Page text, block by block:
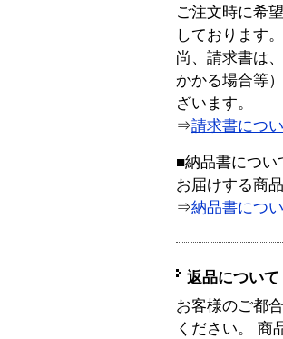
ご注文時に希
しております。
尚、請求書は
かかる場合等
ざいます。
⇒請求書につ
■納品書につい
お届けする商
⇒納品書につ
返品について
お客様のご都
ください。 商